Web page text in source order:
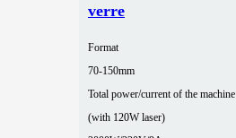
verre
Format
70-150mm
Total power/current of the machine
(with 120W laser)